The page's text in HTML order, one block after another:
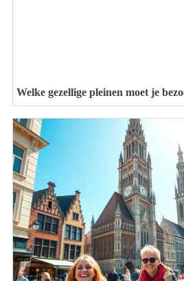
Welke gezellige pleinen moet je